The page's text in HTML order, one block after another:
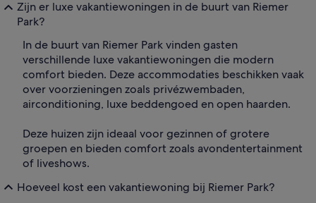
Zijn er luxe vakantiewoningen in de buurt van Riemer
Park?
In de buurt van Riemer Park vinden gasten
verschillende luxe vakantiewoningen die modern
comfort bieden. Deze accommodaties beschikken vaak
over voorzieningen zoals privézwembaden,
airconditioning, luxe beddengoed en open haarden.
Deze huizen zijn ideaal voor gezinnen of grotere
groepen en bieden comfort zoals avondentertainment
of liveshows.
Hoeveel kost een vakantiewoning bij Riemer Park?